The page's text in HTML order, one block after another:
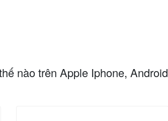
nào trên Apple Iphone, Android